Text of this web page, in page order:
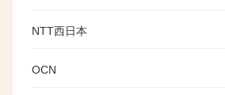
NTT西日本
OCN